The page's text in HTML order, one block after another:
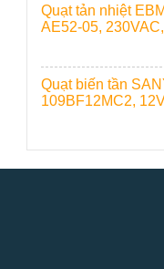
Quạt tản nhiệt
AE52-05,
Quạt biến tần
109BF12MC2,